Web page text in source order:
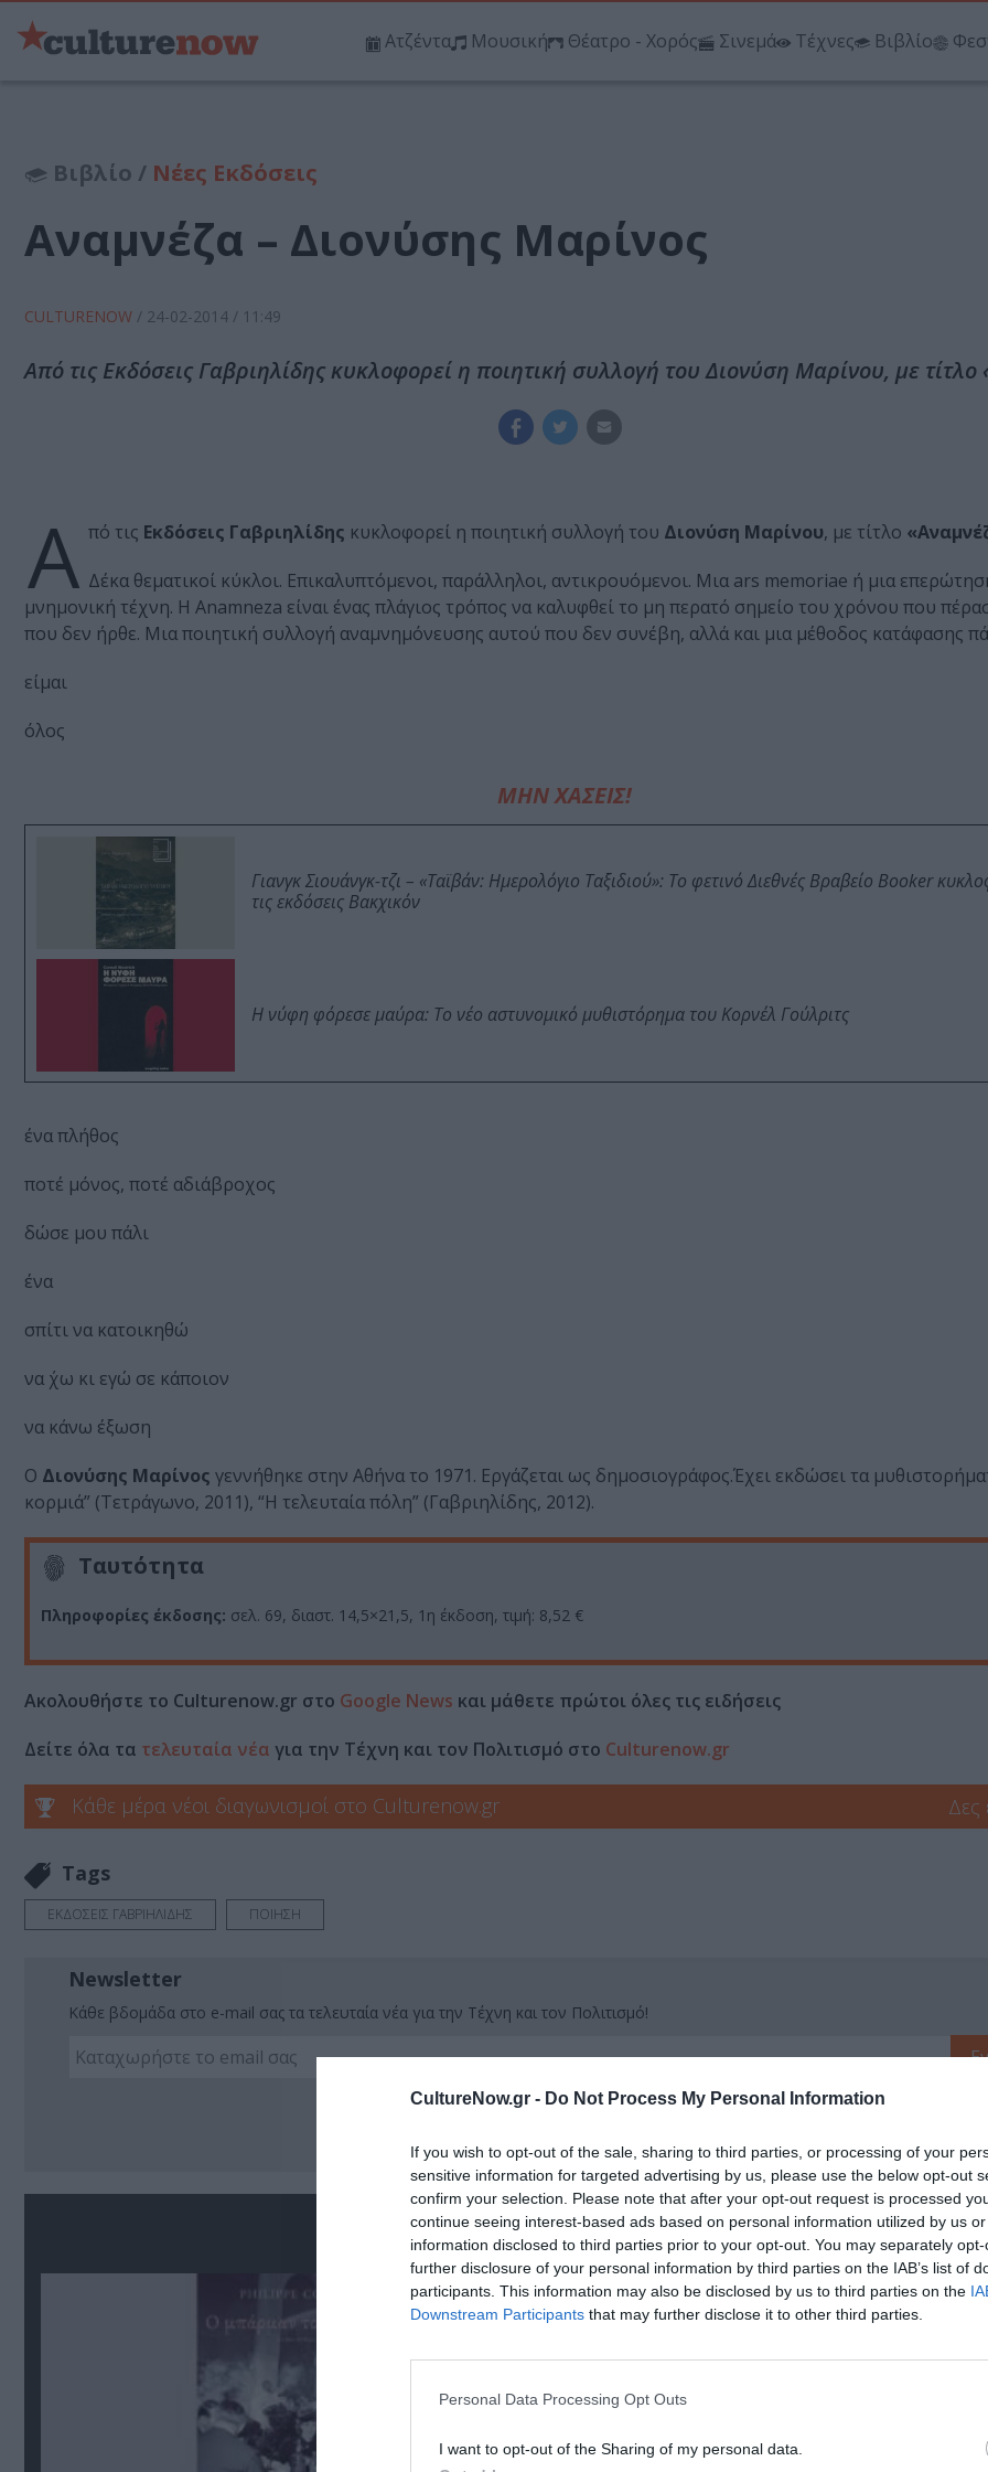
CultureNow.gr - Do Not Process My Personal Information
If you wish to opt-out of the sale, sharing to third parties, or processing of your
sensitive information for targeted advertising by us, please use the below opt-out
confirm your selection. Please note that after your opt-out request is processed
continue seeing interest-based ads based on personal information utilized by us
information disclosed to third parties prior to your opt-out. You may separately
further disclosure of your personal information by third parties on the IAB’s list of
participants. This information may also be disclosed by us to third parties on the
Downstream Participants that may further disclose it to other third parties.
Personal Data Processing Opt Outs
I want to opt-out of the Sharing of my personal data.
Ατζέντα Μουσική Θέατρο - Χορός Σινεμά Τέχνες Βιβλίο
Βιβλίο / Νέες Εκδόσεις
Αναμνέζα – Διονύσης Μαρίνος
CULTURENOW / 24-02-2014 / 11:49
Από τις Εκδόσεις Γαβριηλίδης κυκλοφορεί η ποιητική συλλογή του Διονύση Μαρίνου, με τίτλο
Α πό τις Εκδόσεις Γαβριηλίδης κυκλοφορεί η ποιητική συλλογή του Διονύση Μαρίνου, με τίτλο
Δέκα θεματικοί κύκλοι. Επικαλυπτόμενοι, παράλληλοι, αντικρουόμενοι. Μια ars memoriae ή μια
μνημονική τέχνη. Η Anamneza είναι ένας πλάγιος τρόπος να καλυφθεί το μη περατό σημείο του χρόνου που
που δεν ήρθε. Μια ποιητική συλλογή αναμνημόνευσης αυτού που δεν συνέβη, αλλά και μια μέθοδος κατάφασης
είμαι
όλος
ΜΗΝ ΧΑΣΕΙΣ!
Γιανγκ Σιουάνγκ-τζι – «Ταϊβάν: Ημερολόγιο Ταξιδιού»: Το φετινό Διεθνές Βραβείο Booker
τις εκδόσεις Βακχικόν
Η νύφη φόρεσε μαύρα: Το νέο αστυνομικό μυθιστόρημα του Κορνέλ Γούλριτς
ένα πλήθος
ποτέ μόνος, ποτέ αδιάβροχος
δώσε μου πάλι
ένα
σπίτι να κατοικηθώ
να ΄χω κι εγώ σε κάποιον
να κάνω έξωση
Ο Διονύσης Μαρίνος γεννήθηκε στην Αθήνα το 1971. Εργάζεται ως δημοσιογράφος.Έχει εκδώσει τα
κορμιά” (Τετράγωνο, 2011), “Η τελευταία πόλη” (Γαβριηλίδης, 2012).
Ταυτότητα
Πληροφορίες έκδοσης: σελ. 69, διαστ. 14,5×21,5, 1η έκδοση, τιμή: 8,52 €
Ακολουθήστε το Culturenow.gr στο Google News και μάθετε πρώτοι όλες τις ειδήσεις
Δείτε όλα τα τελευταία νέα για την Τέχνη και τον Πολιτισμό στο Culturenow.gr
Κάθε μέρα νέοι διαγωνισμοί στο Culturenow.gr
Tags
ΕΚΔΟΣΕΙΣ ΓΑΒΡΙΗΛΙΔΗΣ ΠΟΙΗΣΗ
Newsletter
Κάθε βδομάδα στο e-mail σας τα τελευταία νέα για την Τέχνη και τον Πολιτισμό!
Ακολουθήστε το Culturenow.gr
Σχετικά Άρθρα